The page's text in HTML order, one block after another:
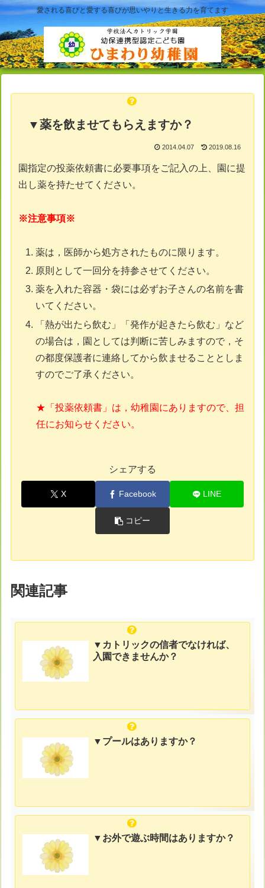
愛される喜びと愛する喜びが思いやりと生きる力を育てます
▼薬を飲ませてもらえますか？
2014.04.07 2019.08.16
園指定の投薬依頼書に必要事項をご記入の上、園に提
出し薬を持たせてください。
※注意事項※
薬は，医師から処方されたものに限ります。
原則として一回分を持参させてください。
薬を入れた容器・袋には必ずお子さんの名前を書
いてください。
「熱が出たら飲む」「発作が起きたら飲む」など
の場合は，園としては判断に苦しみますので，そ
の都度保護者に連絡してから飲ませることとしま
すのでご了承ください。
★「投薬依頼書」は，幼稚園にありますので、担
任にお知らせください。
シェアする
X Facebook LINE
コピー
関連記事
▼カトリックの信者でなければ、
入園できませんか？
▼プールはありますか？
▼お外で遊ぶ時間はありますか？